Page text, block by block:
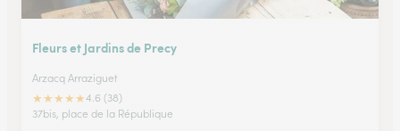
Fleurs et Jardins de Precy
Arzacq Arraziguet
★★★★★4.6 (38)
37bis, place de la République